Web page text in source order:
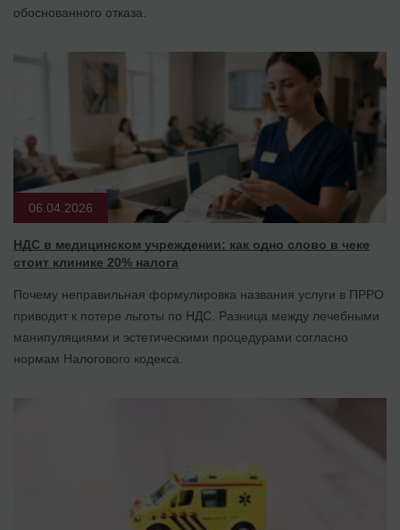
обоснованного отказа.
06.04.2026
НДС в медицинском учреждении: как одно слово в чеке
стоит клинике 20% налога
Почему неправильная формулировка названия услуги в ПРРО
приводит к потере льготы по НДС. Разница между лечебными
манипуляциями и эстетическими процедурами согласно
нормам Налогового кодекса.